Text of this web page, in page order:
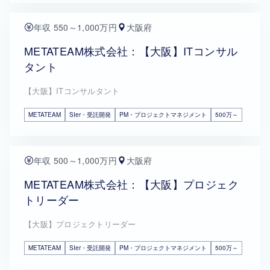
年収 550～1,000万円 大阪府
METATEAM株式会社：【大阪】ITコンサル
タント
【大阪】ITコンサルタント
METATEAM SIer・受託開発 PM・プロジェクトマネジメント 500万～
年収 500～1,000万円 大阪府
METATEAM株式会社：【大阪】プロジェク
トリーダー
【大阪】プロジェクトリーダー
METATEAM SIer・受託開発 PM・プロジェクトマネジメント 500万～